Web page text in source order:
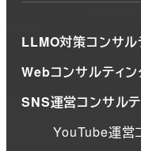
LLMO対策コンサル
Webコンサルティン
SNS運営コンサル
YouTube運営